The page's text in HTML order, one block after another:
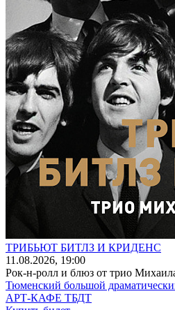
ТРИБЬЮТ БИТЛЗ И КРИДЕНС
11 .08.2026, 19:00
Рок-н-ролл и блюз от трио
Тюменский большой
АРТ-КАФЕ ТБДТ